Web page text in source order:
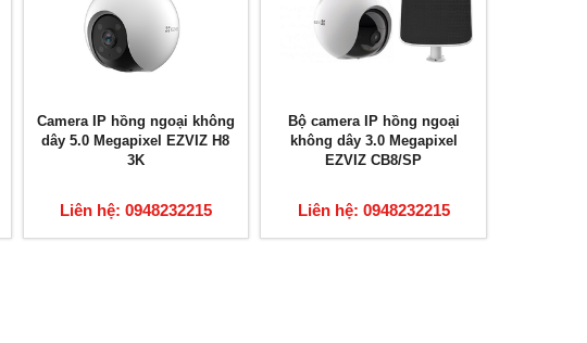
Camera IP hồng ngoại không
dây 5.0 Megapixel EZVIZ H8
3K
Liên hệ: 0948232215
Bộ camera IP hồng ngoại
không dây 3.0 Megapixel
EZVIZ CB8/SP
Liên hệ: 0948232215